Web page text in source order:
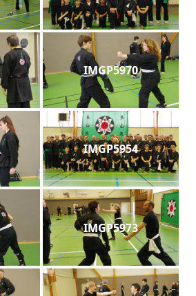
IMGP5970
IMGP5954
IMGP5973